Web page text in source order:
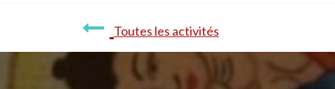
Toutes les activités